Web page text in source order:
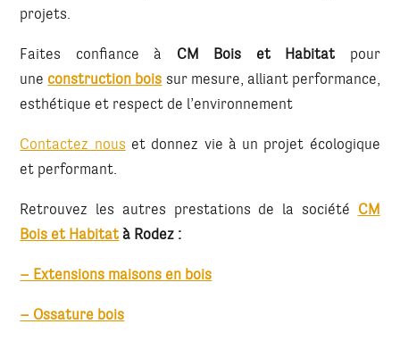
projets.
Faites confiance à CM Bois et Habitat
pour
une construction bois sur mesure, alliant performance,
esthétique et respect de l’environnement
Contactez nous et donnez vie à un projet écologique
et performant.
Retrouvez les autres prestations de la société CM
Bois et Habitatà Rodez :
– Extensions maisons en bois
– Ossature bois